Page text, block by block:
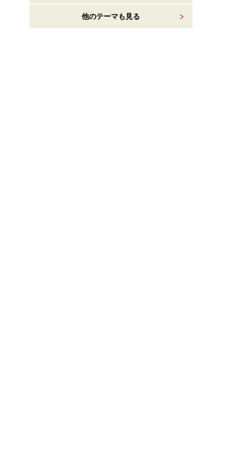
他のテーマも見る